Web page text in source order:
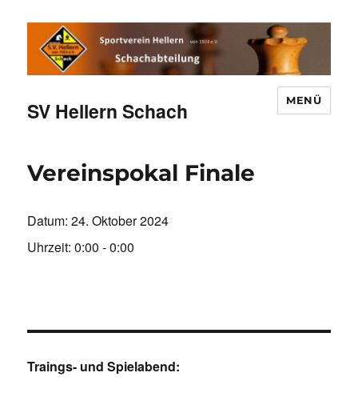
SV Hellern Schach MENÜ
Vereinspokal Finale
Datum:24. Oktober 2024
Uhrzeit:0:00 - 0:00
Traings- und Spielabend: